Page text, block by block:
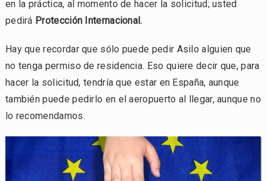
en la práctica, al momento de hacer la solicitud; usted
pedirá Protección Internacional.
Hay que recordar que sólo puede pedir Asilo alguien que
no tenga permiso de residencia. Eso quiere decir que, para
hacer la solicitud, tendría que estar en España, aunque
también puede pedirlo en el aeropuerto al llegar, aunque no
lo recomendamos.